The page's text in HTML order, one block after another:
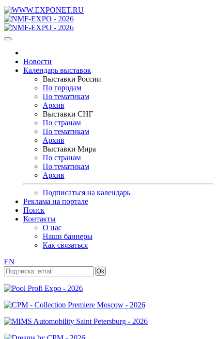
Новости
Календарь выставок
Выставки России
По городам
По тематикам
Архив
Выставки СНГ
По странам
По тематикам
Архив
Выставки Мира
По странам
По тематикам
Архив
Подписаться на календарь
Реклама на портале
Поиск
Контакты
О нас
Наши баннеры
Как связаться
EN